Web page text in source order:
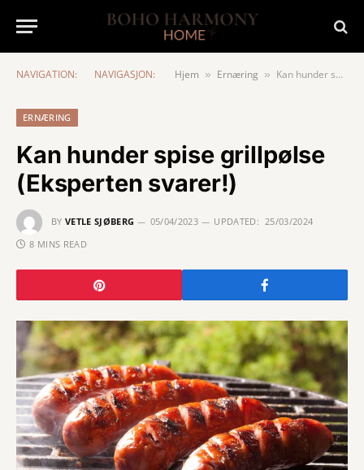
NAVIGATION: NAVIGASJON: Hjem » Ernæring » Kan hunder spise grillpølse (Eksperten svarer!)
ERNÆRING
Kan hunder spise grillpølse
(Eksperten svarer!)
BY VETLE SJØBERG 05/04/2023 UPDATED: 25/03/2024
8 MINS READ